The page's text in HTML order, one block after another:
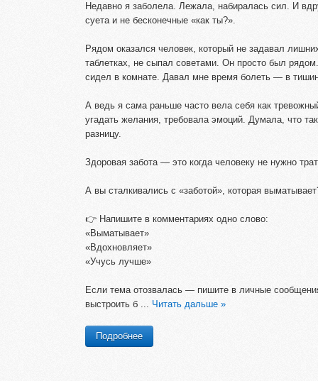
Недавно я заболела. Лежала, набиралась сил. И
суета и не бесконечные «как ты?».
Рядом оказался человек, который не задавал
таблетках, не сыпал советами. Он просто был
сидел в комнате. Давал мне время болеть — в
А ведь я сама раньше часто вела себя как
угадать желания, требовала эмоций. Думала, что
разницу.
Здоровая забота — это когда человеку не нужно
А вы сталкивались с «заботой», которая
👉 Напишите в комментариях одно слово:
«Выматывает»
«Вдохновляет»
«Учусь лучше»
Если тема отозвалась — пишите в личные
выстроить б ... Читать дальше »
Подробнее